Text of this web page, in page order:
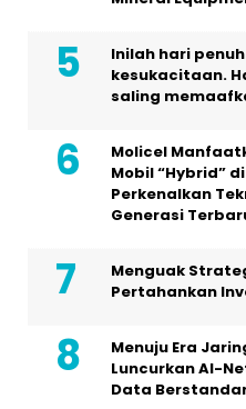
Inilah hari
kesukacitaan.
saling
Molicel
Mobil “Hybrid”
Perkenalkan
Generasi
Menguak
Pertahankan
Menuju Era
Luncurkan AI-
Data